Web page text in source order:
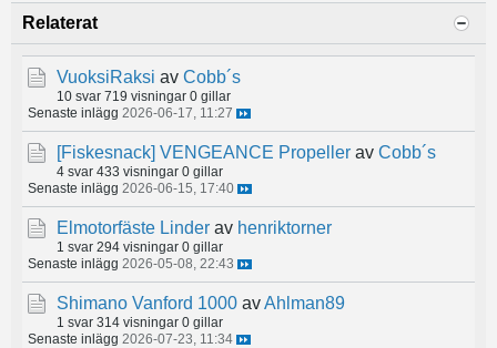
Relaterat
VuoksiRaksi av Cobb´s
10 svar 719 visningar 0 gillar
Senaste inlägg 2026-06-17, 11:27
[Fiskesnack] VENGEANCE Propeller av Cobb´s
4 svar 433 visningar 0 gillar
Senaste inlägg 2026-06-15, 17:40
Elmotorfäste Linder av henriktorner
1 svar 294 visningar 0 gillar
Senaste inlägg 2026-05-08, 22:43
Shimano Vanford 1000 avAhlman89
1 svar 314 visningar 0 gillar
Senaste inlägg 2026-07-23, 11:34